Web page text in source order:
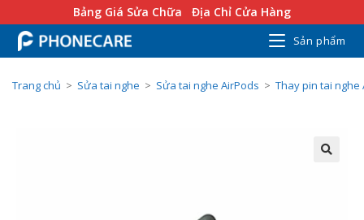
Bảng Giá Sửa Chữa Địa Chỉ Cửa Hàng
Sản phẩm
Trang chủ > Sửa tai nghe > Sửa tai nghe AirPods > Thay pin tai nghe